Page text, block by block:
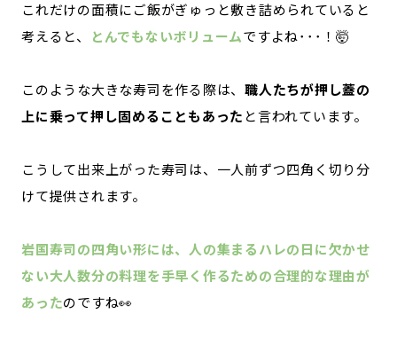
これだけの面積にご飯がぎゅっと敷き詰められていると
考えると、
とんでもないボリュームですよね･･･！🤯
このような大きな寿司を作る際は、 職人たちが押し蓋の
上に乗って押し固めることもあった と言われています。
こうして出来上がった寿司は、一人前ずつ四角く切り分
けて提供されます。
岩国寿司の四角い形には、人の集まるハレの日に欠かせ
ない大人数分の料理を手早く作るための合理的な理由が
あったのですね👀